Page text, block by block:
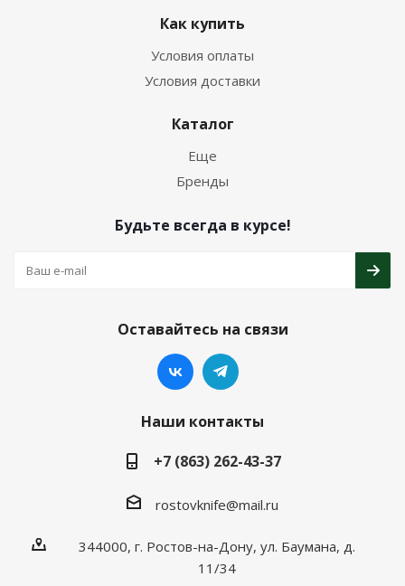
Как купить
Условия оплаты
Условия доставки
Каталог
Еще
Бренды
Будьте всегда в курсе!
Оставайтесь на связи
Наши контакты
+7 (863) 262-43-37
rostovknife@mail.ru
344000, г. Ростов-на-Дону, ул. Баумана, д.
11/34